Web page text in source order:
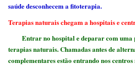
saúde desconhecem a fitoterapia.
Terapias naturais chegam a hospitais e
Entrar no hospital e deparar com uma
terapias naturais. Chamadas antes de
complementares estão entrando nos